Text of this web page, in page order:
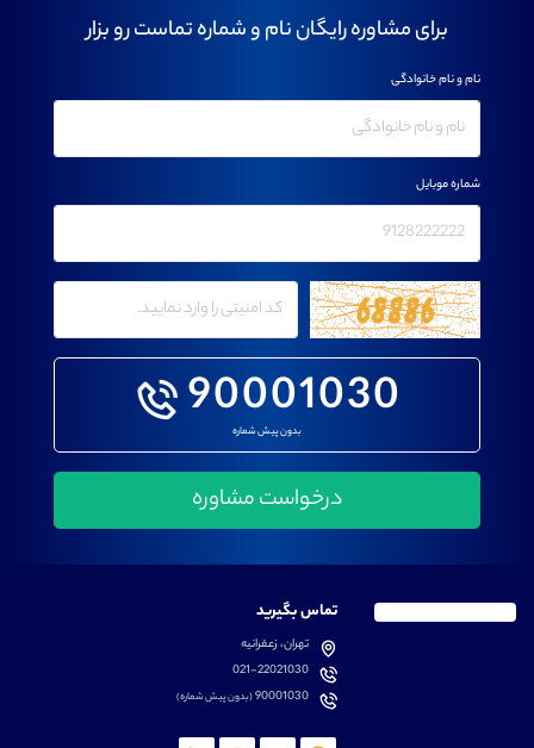
برای مشاوره رایگان نام و شماره تماست رو بزار
90001030
بدون پیش شماره
نام و نام خانوادگی
شماره موبایل
تماس بگیرید
تهران، زعفرانیه
021-22021030
90001030(بدون پیش شماره)